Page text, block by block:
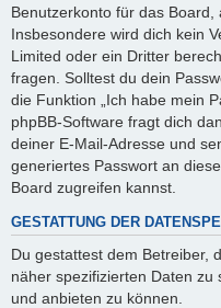
Benutzerkonto für das Board,
Insbesondere wird dich kein
Limited oder ein Dritter
fragen. Solltest du dein
die Funktion „Ich habe mein
phpBB-Software fragt dich
deiner E-Mail-Adresse und
generiertes Passwort an
Board zugreifen kannst.
GESTATTUNG DER
Du gestattest dem Betreiber,
näher spezifizierten Daten
und anbieten zu können.